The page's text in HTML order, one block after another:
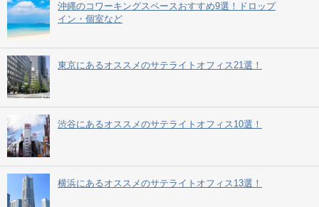
沖縄のコワーキングスペースおすすめ9選！ドロップ
イン・個室など
東京にあるオススメのサテライトオフィス21選！
渋谷にあるオススメのサテライトオフィス10選！
横浜にあるオススメのサテライトオフィス13選！